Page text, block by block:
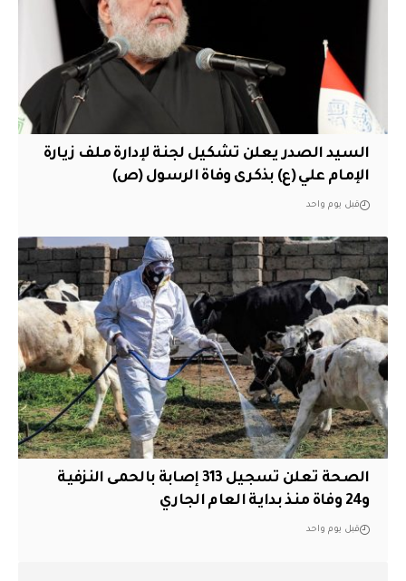
السيد الصدر يعلن تشكيل لجنة لإدارة ملف زيارة
الإمام علي (ع) بذكرى وفاة الرسول (ص)
قبل يوم واحد
الصحة تعلن تسجيل 313 إصابة بالحمى النزفية
و24 وفاة منذ بداية العام الجاري
قبل يوم واحد